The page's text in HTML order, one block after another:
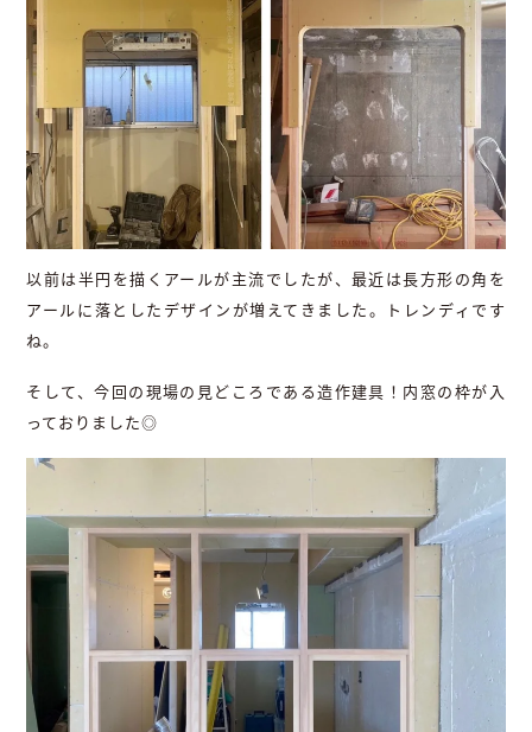
以前は半円を描くアールが主流でしたが、最近は長方形の角を
アールに落としたデザインが増えてきました。トレンディです
ね。
そして、今回の現場の見どころである造作建具！内窓の枠が入
っておりました◎